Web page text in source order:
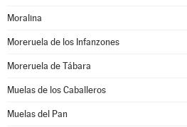
Moralina
Moreruela de los Infanzones
Moreruela de Tábara
Muelas de los Caballeros
Muelas del Pan